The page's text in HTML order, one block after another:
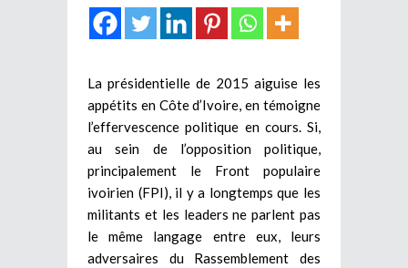
La présidentielle de 2015 aiguise les
appétits en Côte d’Ivoire, en témoigne
l’effervescence politique en cours. Si,
au sein de l’opposition politique,
principalement le Front populaire
ivoirien (FPI), il y a longtemps que les
militants et les leaders ne parlent pas
le même langage entre eux, leurs
adversaires du Rassemblement des